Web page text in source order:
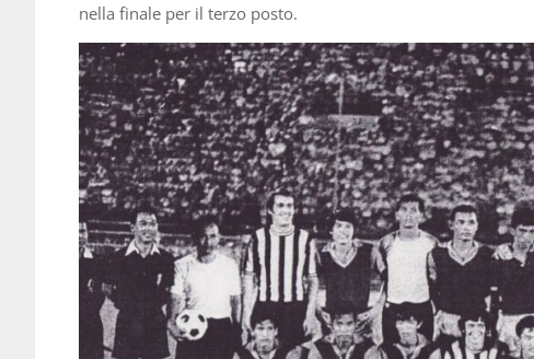
nella finale per il terzo posto.